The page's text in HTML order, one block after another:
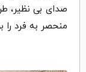
صدای بی ‌نظیر،
منحصر به ‌فرد را